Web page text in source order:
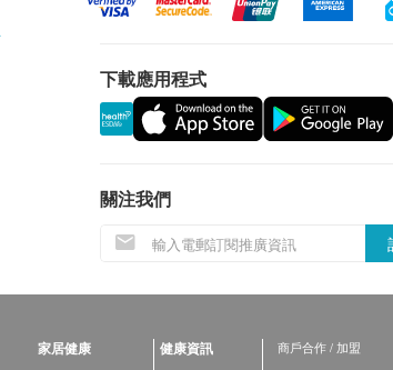
下載應用程式
關注我們
家居健康 健康資訊
商戶合作 / 加盟